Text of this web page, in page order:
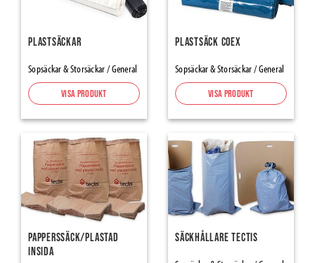
Vindskydd
Tätningsband
SillSealing PE-Foam & Bitumen
Element Joint Sealing
Foam Tapes and Damber Bands
Expanderande Tejp
Tätning
Tejper
Tätningstejper för Ångspärr & Vindskydd
Alumininium- & Butyltejper
Fönster-/dörrtejp
Plastsäckar
Sopsäckar & Storsäckar / General
Visa produkt
Plastsäck CoEx
Sopsäckar & Storsäckar / General
Visa produkt
Papperssäck/plastad
insida
Säckhållare Tectis